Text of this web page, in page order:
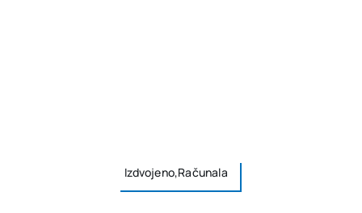
Izdvojeno,Računala